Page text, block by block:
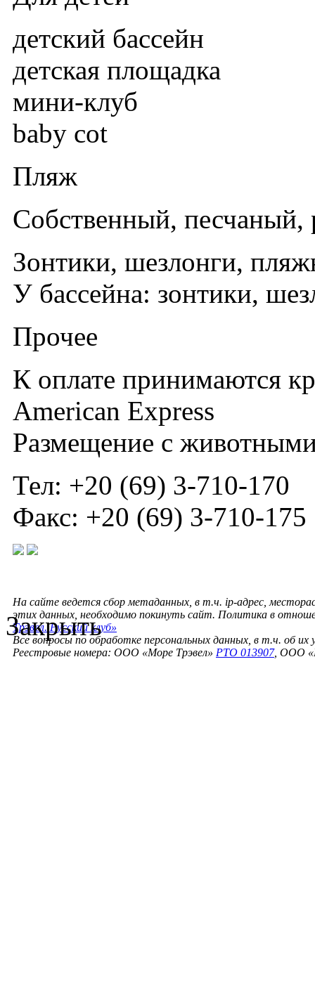
детский бассейн
детская площадка
мини-клуб
baby cot
Пляж
Собственный, песчаный,
Зонтики, шезлонги,
У бассейна: зонтики,
Прочее
К оплате принимаются
American Express
Размещение с
Тел: +20 (69) 3-710-170
Факс: +20 (69) 3-710-175
На сайте ведется сбор метаданных, в т.ч. ip-адрес,
этих данных, необходимо покинуть сайт. Политика в
Трэвел. Русский клуб»
Все вопросы по обработке персональных данных, в т.ч. об их
Реестровые номера: ООО «Море Трэвел» РТО 013907, ООО
Закрыть